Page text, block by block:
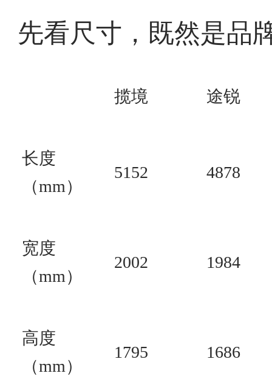
先看尺寸，既然是品
揽境 途锐
长度
（mm）
5152 4878
宽度
（mm）
2002 1984
高度
（mm）
1795 1686